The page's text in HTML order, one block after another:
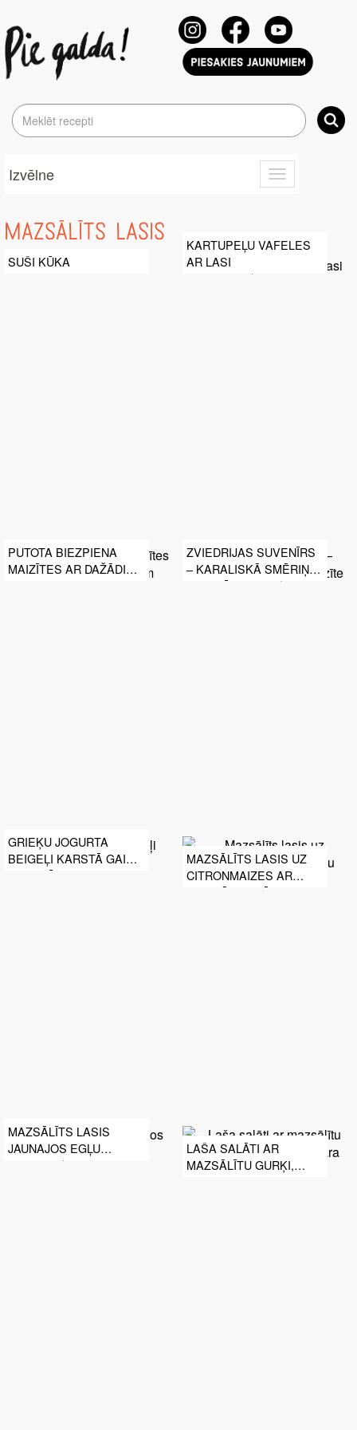
Toggle
navigation
Izvēlne
MAZSĀLĪTS LASIS
SUŠI KŪKA
KARTUPEĻU VAFELES
AR LASI
PUTOTA BIEZPIENA
MAIZĪTES AR DAŽĀDIEM
ZVIEDRIJAS SUVENĪRS
– KARALISKĀ SMĒRIŅA
KAUDZĪTE
GRIEĶU JOGURTA
BEIGEĻI KARSTĀ GAISA
FRITERĪ
MAZSĀLĪTS LASIS UZ
CITRONMAIZES AR
TECINĀTU KRĒJUMU
MAZSĀLĪTS LASIS
JAUNAJOS EGĻU
DZINUMOS
LAŠA SALĀTI AR
MAZSĀLĪTU GURĶI,